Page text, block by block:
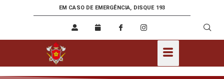
EM CASO DE EMERGÊNCIA, DISQUE 193